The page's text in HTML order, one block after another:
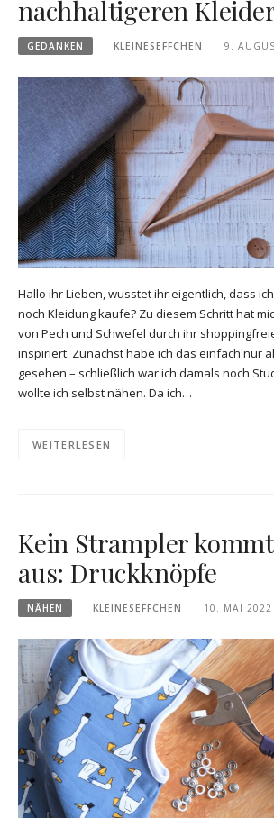
nachhaltigeren
GEDANKEN KLEINESEFFCHEN 9.
Hallo ihr Lieben, wusstet ihr eigentlich, dass
noch Kleidung kaufe? Zu diesem Schritt hat
von Pech und Schwefel durch ihr
inspiriert. Zunächst habe ich das einfach nur
gesehen – schließlich war ich damals noch
wollte ich selbst nähen. Da ich…
WEITERLESEN
Kein Strampler
aus: Druckknöpfe
NÄHEN KLEINESEFFCHEN 10. MAI 2022